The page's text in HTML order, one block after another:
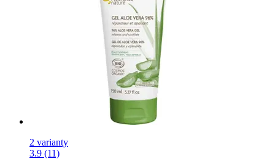
2 varianty
3.9 (11)